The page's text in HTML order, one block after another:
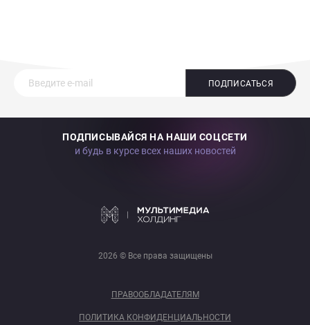
ПОДПИСАТЬСЯ
ПОДПИСЫВАЙСЯ НА НАШИ СОЦСЕТИ
и будь в курсе всех наших новостей
2026 © Все права защищены
ПРАВООБЛАДАТЕЛЯМ
ПОЛИТИКА КОНФИДЕНЦИАЛЬНОСТИ